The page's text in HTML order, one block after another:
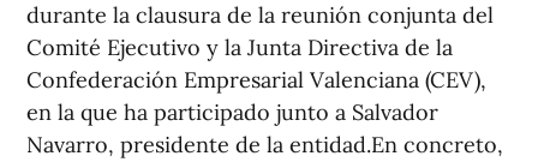
durante la clausura de la reunión conjunta del
Comité Ejecutivo y la Junta Directiva de la
Confederación Empresarial Valenciana (CEV),
en la que ha participado junto a Salvador
Navarro, presidente de la entidad.En concreto,